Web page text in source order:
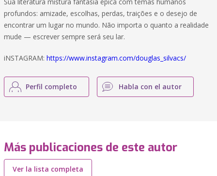
profundos: amizade, escolhas, perdas, traições e o desejo de
encontrar um lugar no mundo. Não importa o quanto a realidade
mude — escrever sempre será seu lar.
iNSTAGRAM: https://www.instagram.com/douglas_silvacs/
Perfil completo Habla con el autor
Más publicaciones de este autor
Ver la lista completa